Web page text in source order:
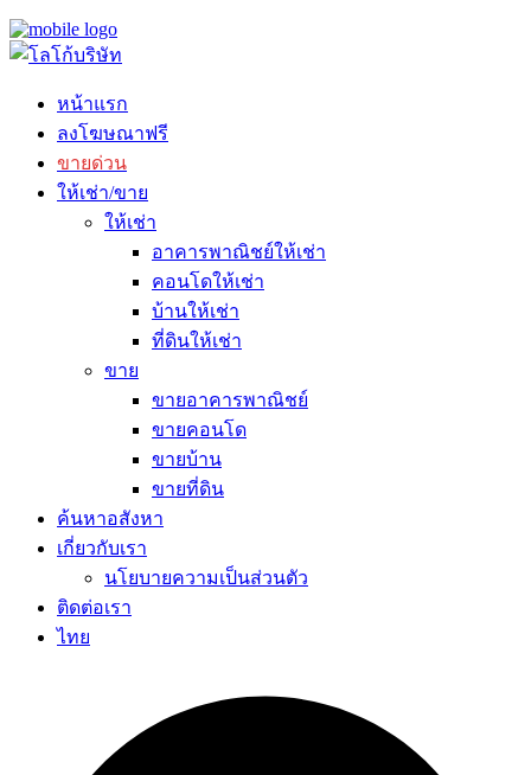
หน้าแรก
ลงโฆษณาฟรี
ขายด่วน
ให้เช่า/ขาย
ให้เช่า
อาคารพาณิชย์ให้เช่า
คอนโดให้เช่า
บ้านให้เช่า
ที่ดินให้เช่า
ขาย
ขายอาคารพาณิชย์
ขายคอนโด
ขายบ้าน
ขายที่ดิน
ค้นหาอสังหา
เกี่ยวกับเรา
นโยบายความเป็นส่วนตัว
ติดต่อเรา
ไทย